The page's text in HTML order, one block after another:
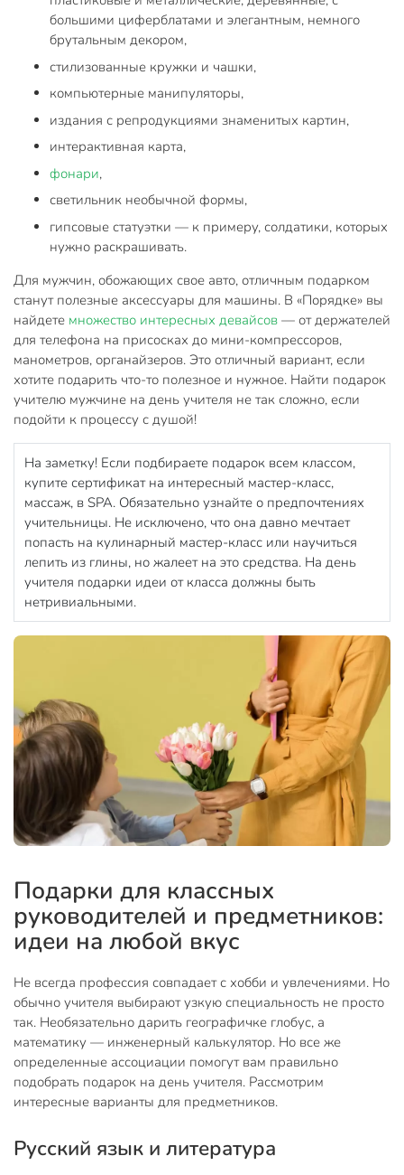
большими циферблатами и элегантным, немного
брутальным декором,
стилизованные кружки и чашки,
компьютерные манипуляторы,
издания с репродукциями знаменитых картин,
интерактивная карта,
фонари,
светильник необычной формы,
гипсовые статуэтки — к примеру, солдатики, которых
нужно раскрашивать.
Для мужчин, обожающих свое авто, отличным подарком
станут полезные аксессуары для машины. В «Порядке» вы
найдете множество интересных девайсов — от держателей
для телефона на присосках до мини-компрессоров,
манометров, органайзеров. Это отличный вариант, если
хотите подарить что-то полезное и нужное. Найти подарок
учителю мужчине на день учителя не так сложно, если
подойти к процессу с душой!
На заметку! Если подбираете подарок всем классом,
купите сертификат на интересный мастер-класс,
массаж, в SPA. Обязательно узнайте о предпочтениях
учительницы. Не исключено, что она давно мечтает
попасть на кулинарный мастер-класс или научиться
лепить из глины, но жалеет на это средства. На день
учителя подарки идеи от класса должны быть
нетривиальными.
Подарки для классных
руководителей и предметников:
идеи на любой вкус
Не всегда профессия совпадает с хобби и увлечениями. Но
обычно учителя выбирают узкую специальность не просто
так. Необязательно дарить географичке глобус, а
математику — инженерный калькулятор. Но все же
определенные ассоциации помогут вам правильно
подобрать подарок на день учителя. Рассмотрим
интересные варианты для предметников.
Русский язык и литература